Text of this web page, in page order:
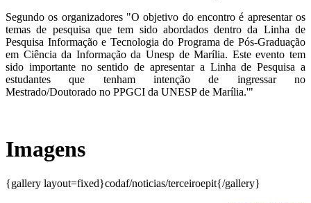
Segundo os organizadores "O objetivo do encontro é apresentar os
temas de pesquisa que tem sido abordados dentro da Linha de
Pesquisa Informação e Tecnologia do Programa de Pós-Graduação
em Ciência da Informação da Unesp de Marília. Este evento tem
sido importante no sentido de apresentar a Linha de Pesquisa a
estudantes que tenham intenção de ingressar no
Mestrado/Doutorado no PPGCI da UNESP de Marília.'"
Imagens
{gallery layout=fixed}codaf/noticias/terceiroepit{/gallery}